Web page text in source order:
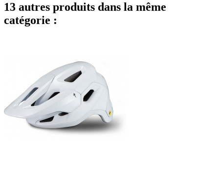
13 autres produits dans la même
catégorie :